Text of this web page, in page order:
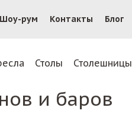
Шоу-рум Контакты Блог
Столы Столешницы
и баров